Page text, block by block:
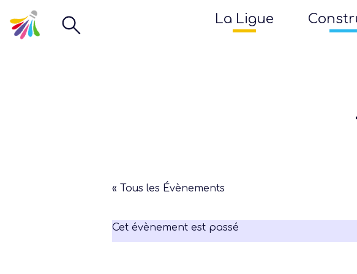
La Ligue
« Tous les Évènements
Cet évènement est passé